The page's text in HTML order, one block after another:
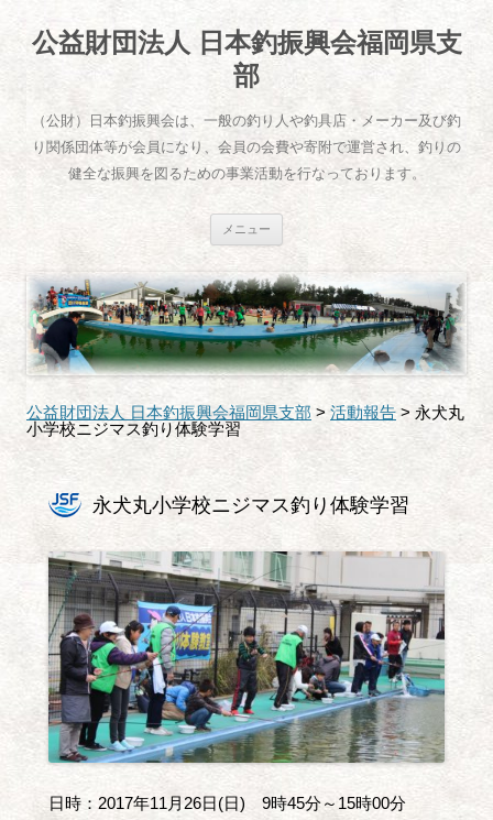
公益財団法人 日本釣振興会福岡県支
部
（公財）日本釣振興会は、一般の釣り人や釣具店・メーカー及び釣
り関係団体等が会員になり、会員の会費や寄附で運営され、釣りの
健全な振興を図るための事業活動を行なっております。
メニュー
テ
ン
ツ
へ
ス
キ
ッ
プ
公益財団法人 日本釣振興会福岡県支部 > 活動報告 > 永犬丸
小学校ニジマス釣り体験学習
永犬丸小学校ニジマス釣り体験学習
日時：2017年11月26日(日) 9時45分～15時00分